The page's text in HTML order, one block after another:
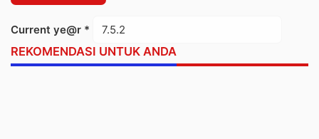
Current ye@r *
REKOMENDASI UNTUK ANDA